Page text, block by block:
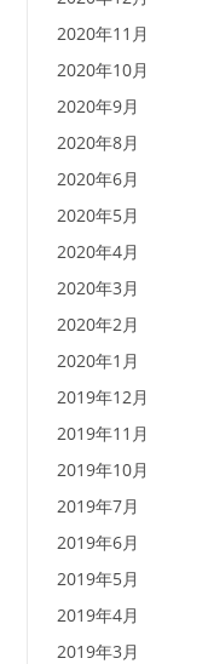
2020年11月
2020年10月
2020年9月
2020年8月
2020年6月
2020年5月
2020年4月
2020年3月
2020年2月
2020年1月
2019年12月
2019年11月
2019年10月
2019年7月
2019年6月
2019年5月
2019年4月
2019年3月